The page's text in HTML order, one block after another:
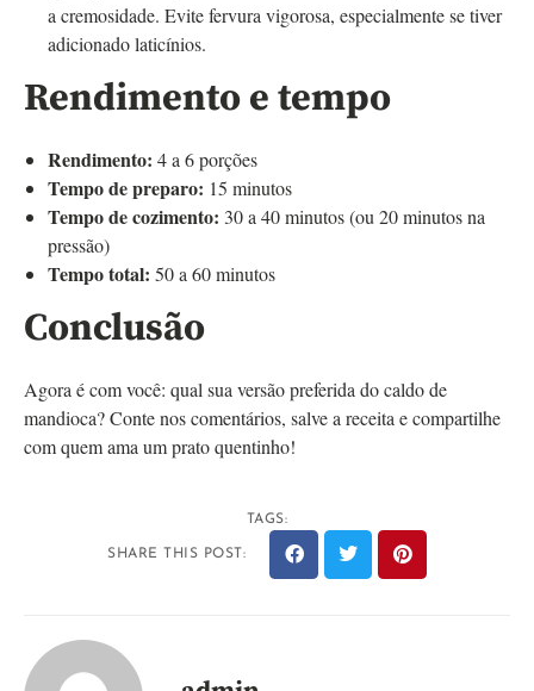
a cremosidade. Evite fervura vigorosa, especialmente se tiver
adicionado laticínios.
Rendimento e tempo
Rendimento: 4 a 6 porções
Tempo de preparo: 15 minutos
Tempo de cozimento: 30 a 40 minutos (ou 20 minutos na
pressão)
Tempo total: 50 a 60 minutos
Conclusão
Agora é com você: qual sua versão preferida do caldo de
mandioca? Conte nos comentários, salve a receita e compartilhe
com quem ama um prato quentinho!
TAGS:
SHARE THIS POST: